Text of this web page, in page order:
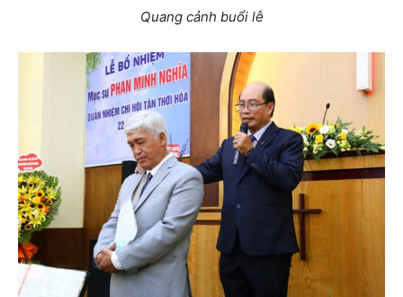
Quang cảnh buổi lễ